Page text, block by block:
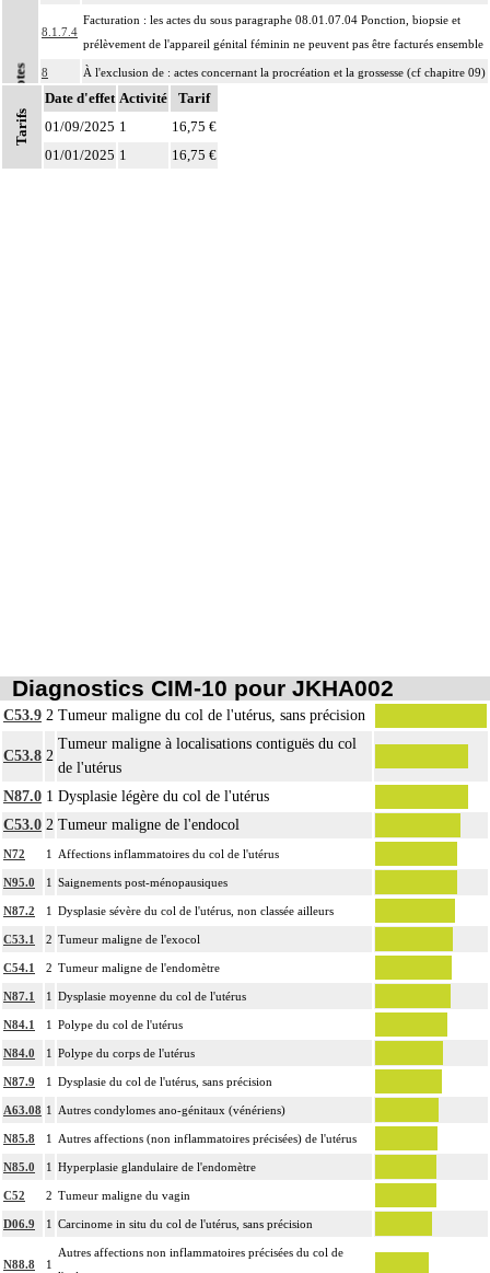
Notes
8.1.7.4
Facturation : les actes du sous paragraphe 08.01.07.04 Ponction, biopsie et
prélèvement de l'appareil génital féminin ne peuvent pas être facturés ensemble
8 À l'exclusion de : actes concernant la procréation et la grossesse (cf chapitre 09)
8
Les actes sur la cavité de l'abdomen, par coelioscopie ou par
rétropéritonéoscopie incluent l'évacuation de collection intraabdominale
associée, la toilette péritonéale et/ou la pose de drain.
Tarifs
Date d'effet Activité
Tarif
01/09/2025 1
16,75 €
01/01/2025 1 16,75 €
Diagnostics CIM-10 pour JKHA002
C53.9 2 Tumeur maligne du col de l'utérus, sans précision
C53.8 2
Tumeur maligne à localisations contiguës du col
de l'utérus
N87.0 1 Dysplasie légère du col de l'utérus
C53.0 2 Tumeur maligne de l'endocol
N72 1 Affections inflammatoires du col de l'utérus
N95.0 1 Saignements post-ménopausiques
N87.2 1 Dysplasie sévère du col de l'utérus, non classée ailleurs
C53.1 2 Tumeur maligne de l'exocol
C54.1 2 Tumeur maligne de l'endomètre
N87.1 1 Dysplasie moyenne du col de l'utérus
N84.1 1 Polype du col de l'utérus
N84.0 1 Polype du corps de l'utérus
N87.9 1 Dysplasie du col de l'utérus, sans précision
A63.08 1 Autres condylomes ano-génitaux (vénériens)
N85.8 1 Autres affections (non inflammatoires précisées) de l'utérus
N85.0 1 Hyperplasie glandulaire de l'endomètre
C52 2 Tumeur maligne du vagin
D06.9 1 Carcinome in situ du col de l'utérus, sans précision
N88.8 1
Autres affections non inflammatoires précisées du col de